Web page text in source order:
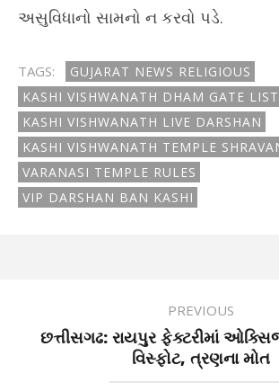
અસુવિધાનો સામનો ન કરવો પડે.
TAGS:
GUJARAT NEWS RELIGIOUS
KASHI VISHWANATH DHAM GATE LIST
KASHI VISHWANATH LIVE DARSHAN
KASHI VISHWANATH TEMPLE
VARANASI TEMPLE RULES
VIP DARSHAN BAN KASHI
PREVIOUS
છત્તીસગઢ: રાયપુર ફેક્ટરીમાં
વિસ્ફોટ, ત્રણના મોત